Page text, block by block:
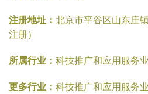
注册地址： 北京市平谷区山东庄
注册）
所属行业： 科技推广和应用服务业
更多行业： 科技推广和应用服务